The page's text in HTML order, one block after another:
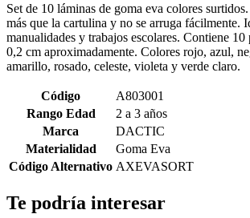
Set de 10 láminas de goma eva colores
más que la cartulina y no se arruga fácilmente.
manualidades y trabajos escolares. Contiene
0,2 cm aproximadamente. Colores rojo, azul,
amarillo, rosado, celeste, violeta y verde claro.
Código
A803001
Rango Edad
2 a 3 años
Marca
DACTIC
Materialidad
Goma Eva
Código Alternativo AXEVASORT
Te podría interesar